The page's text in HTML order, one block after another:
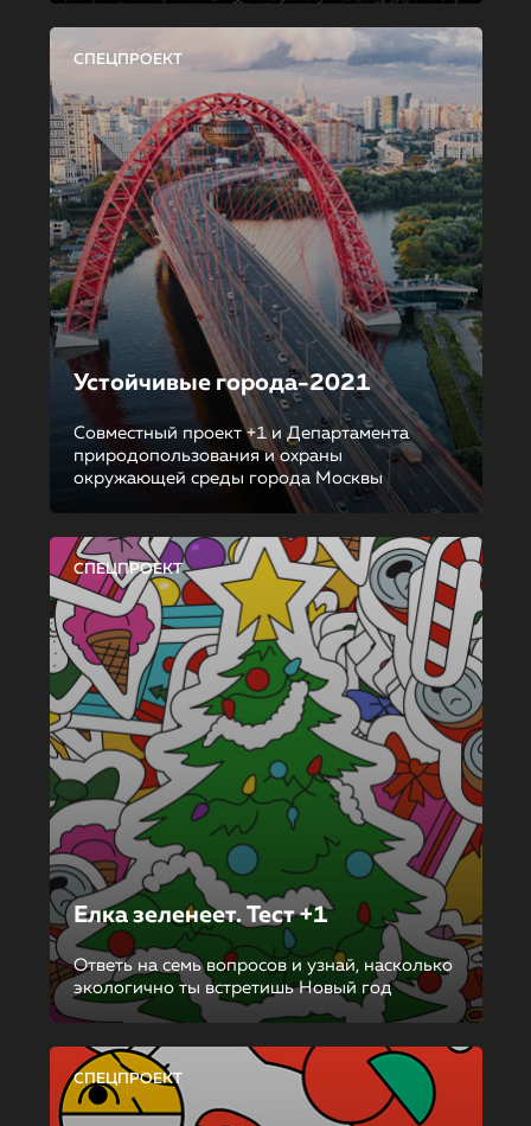
СПЕЦПРОЕКТ
Устойчивые города-2021
Совместный проект +1 и Департамента
природопользования и охраны
окружающей среды города Москвы
СПЕЦПРОЕКТ
Елка зеленеет. Тест +1
Ответь на семь вопросов и узнай, насколько
экологично ты встретишь Новый год
СПЕЦПРОЕКТ